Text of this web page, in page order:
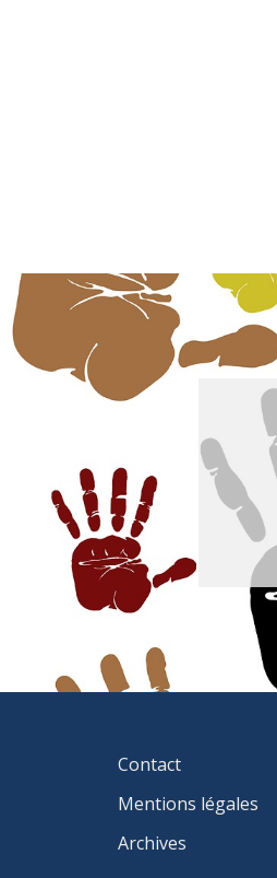
MENU
Contact
Mentions légales
Archives